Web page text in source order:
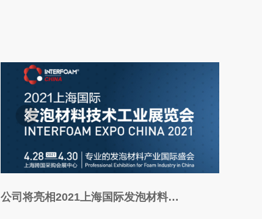
公司将亮相2021上海国际发泡材料技